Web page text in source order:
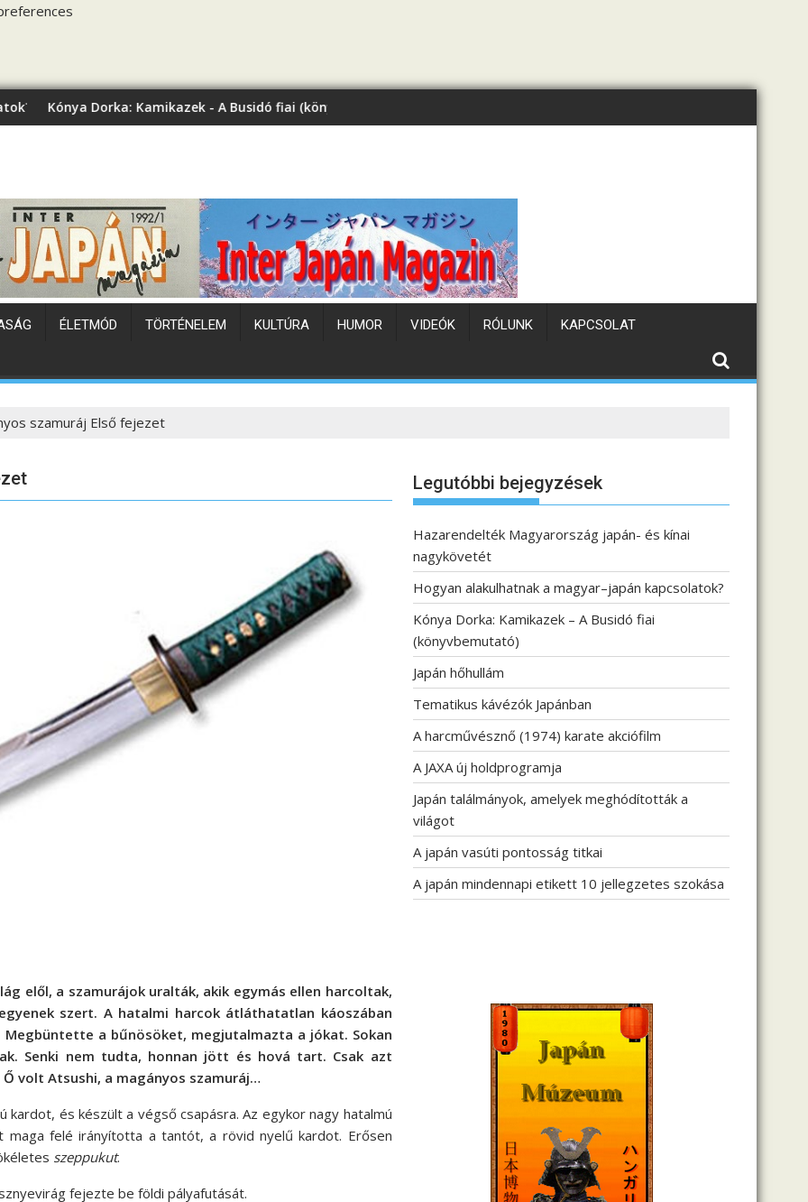
Kamikazek - A Busidó fiai (könyvbemutató)Japán hőhullám
ÉLETMÓD TÖRTÉNELEM KULTÚRA HUMOR VIDEÓK RÓLUNK KAPCSOLAT
szamuráj Első fejezet
elől, a szamurájok uralták, akik egymás ellen harcoltak,
szert. A hatalmi harcok átláthatatlan káoszában
a bűnösöket, megjutalmazta a jókat. Sokan
Senki nem tudta, honnan jött és hová tart. Csak azt
volt Atsushi, a magányos szamuráj…
kardot, és készült a végső csapásra. Az egykor nagy hatalmú
felé irányította a tantót, a rövid nyelű kardot. Erősen
szeppukut.
fejezte be földi pályafutását.
Legutóbbi bejegyzések
Hazarendelték Magyarország japán- és kínai
nagykövetét
Hogyan alakulhatnak a magyar–japán kapcsolatok?
Kónya Dorka: Kamikazek – A Busidó fiai
(könyvbemutató)
Japán hőhullám
Tematikus kávézók Japánban
A harcművésznő (1974) karate akciófilm
A JAXA új holdprogramja
Japán találmányok, amelyek meghódították a
világot
A japán vasúti pontosság titkai
A japán mindennapi etikett 10 jellegzetes szokása